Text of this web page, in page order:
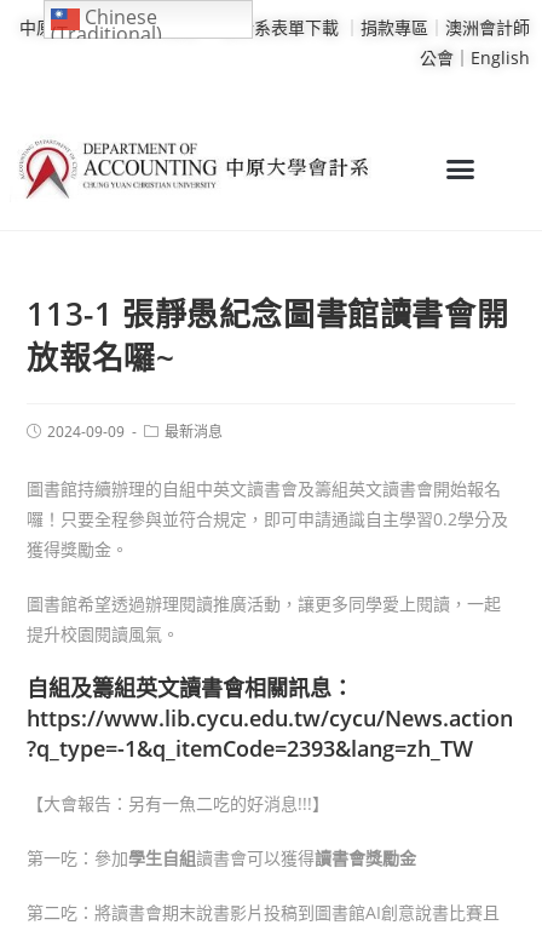
中原大學｜學校行事曆 會計系表單下載 ｜ 捐款專區 ｜ 澳洲會計師
公會｜ English
113-1 張靜愚紀念圖書館讀書會開
放報名囉~
2024-09-09 最新消息
圖書館持續辦理的自組中英文讀書會及籌組英文讀書會開始報名
囉！只要全程參與並符合規定，即可申請通識自主學習0.2學分及
獲得獎勵金。
圖書館希望透過辦理閱讀推廣活動，讓更多同學愛上閱讀，一起
提升校園閱讀風氣。
自組及籌組英文讀書會相關訊息：
https://www.lib.cycu.edu.tw/cycu/News.action
?q_type=-1&q_itemCode=2393&lang=zh_TW
【大會報告：另有一魚二吃的好消息!!!】
第一吃：參加學生自組讀書會可以獲得讀書會獎勵金
第二吃：將讀書會期末說書影片投稿到圖書館AI創意說書比賽且
Chinese
(Traditional)